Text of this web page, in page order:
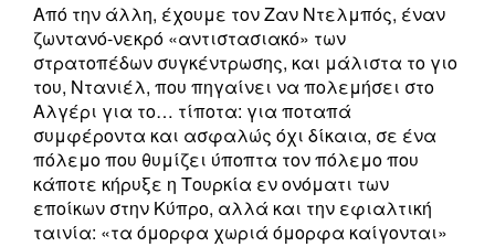
Από την άλλη, έχουμε τον Ζαν Ντελμπός, έναν
ζωντανό-νεκρό «αντιστασιακό» των
στρατοπέδων συγκέντρωσης, και μάλιστα το γιο
του, Ντανιέλ, που πηγαίνει να πολεμήσει στο
Αλγέρι για το… τίποτα: για ποταπά
συμφέροντα και ασφαλώς όχι δίκαια, σε ένα
πόλεμο που θυμίζει ύποπτα τον πόλεμο που
κάποτε κήρυξε η Τουρκία εν ονόματι των
εποίκων στην Κύπρο, αλλά και την εφιαλτική
ταινία: «τα όμορφα χωριά όμορφα καίγονται»